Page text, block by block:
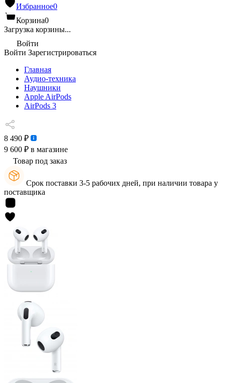
Избранное0
Корзина0
Загрузка корзины...
Войти
Войти Зарегистрироваться
Главная
Аудио-техника
Наушники
Apple AirPods
AirPods 3
8 490 ₽
9 600 ₽ в магазине
Товар под заказ
Срок поставки 3-5 рабочих дней, при наличии товара у
поставщика